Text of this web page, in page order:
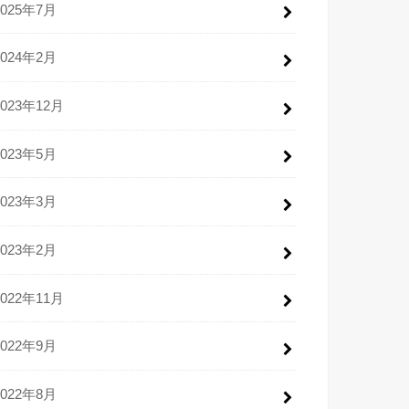
年7月
年2月
年12月
年5月
年3月
年2月
年11月
年9月
年8月